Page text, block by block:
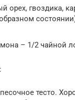
орех, гвоздика,
– 1/2 чайной
тесто.